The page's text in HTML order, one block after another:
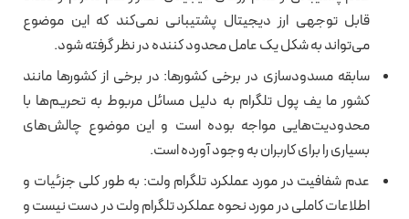
قابل توجهی ارز دیجیتال پشتیبانی نمی‌کند که این موضوع
می‌تواند به شکل یک عامل محدود کننده در نظر گرفته شود.
سابقه مسدودسازی در برخی کشورها: در برخی از کشورها مانند
کشور ما یف پول تلگرام به دلیل مسائل مربوط به تحریم‌ها با
محدودیت‌هایی مواجه بوده است و این موضوع چالش‌های
بسیاری را برای کاربران به وجود آورده است.
عدم شفافیت در مورد عملکرد تلگرام ولت: به طور کلی جزئیات و
اطلاعات کاملی در مورد نحوه عملکرد تلگرام ولت در دست نیست و